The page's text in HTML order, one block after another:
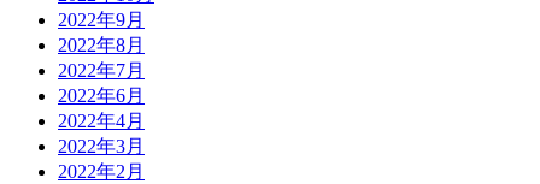
2022年9月
2022年8月
2022年7月
2022年6月
2022年4月
2022年3月
2022年2月